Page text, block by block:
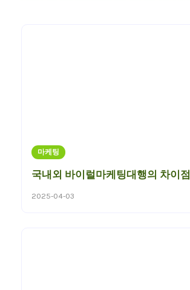
마케팅
국내외 바이럴마케팅대행의 차이점
2025-04-03